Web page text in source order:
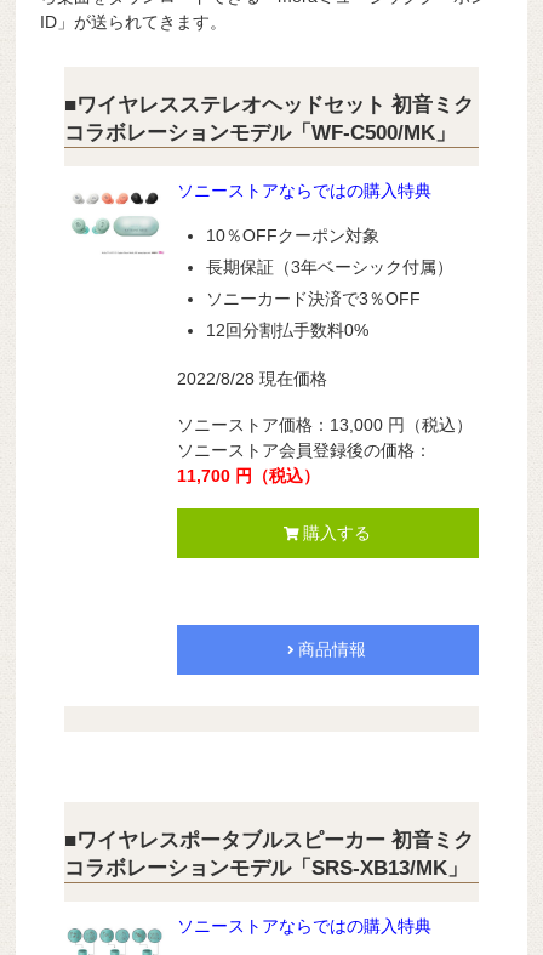
ID」が送られてきます。
■ワイヤレスステレオヘッドセット 初音ミク
コラボレーションモデル「WF-C500/MK」
ソニーストアならではの購入特典
10％OFFクーポン対象
長期保証（3年ベーシック付属）
ソニーカード決済で3％OFF
12回分割払手数料0%
2022/8/28 現在価格
ソニーストア価格：13,000 円（税込）
ソニーストア会員登録後の価格：
11,700 円（税込）
購入する
商品情報
■ワイヤレスポータブルスピーカー 初音ミク
コラボレーションモデル「SRS-XB13/MK」
ソニーストアならではの購入特典